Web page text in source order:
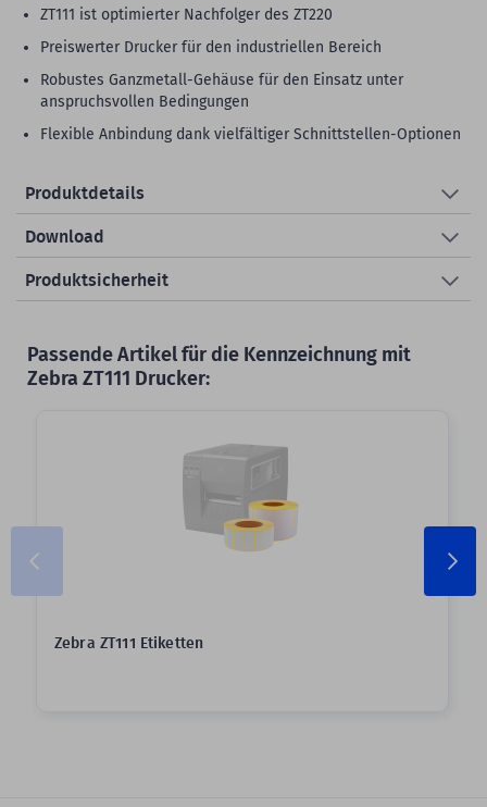
ZT111 ist optimierter Nachfolger des ZT220
Preiswerter Drucker für den industriellen Bereich
Robustes Ganzmetall-Gehäuse für den Einsatz unter
anspruchsvollen Bedingungen
Flexible Anbindung dank vielfältiger Schnittstellen-Optionen
Produktdetails
Download
Produktsicherheit
Passende Artikel für die Kennzeichnung mit
Zebra ZT111 Drucker:
Zebra ZT111 Etiketten